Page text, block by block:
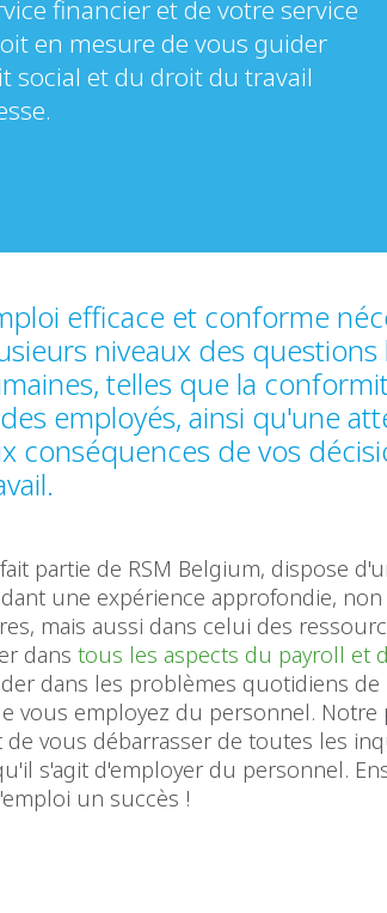
financier et de votre service
en mesure de vous guider
social et du droit du travail
efficace et conforme
niveaux des questions
telles que la
employés, ainsi qu'une
conséquences de vos
partie de RSM Belgium, dispose
une expérience approfondie,
mais aussi dans celui des
dans tous les aspects du payroll et
dans les problèmes quotidiens de
vous employez du personnel. Notre
de vous débarrasser de toutes les
s'agit d'employer du personnel.
un succès !